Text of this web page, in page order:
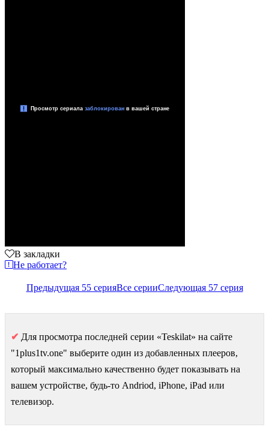
В закладки
Не работает?
Предыдущая 55 серияВсе серииСледующая 57 серия
✔ Для просмотра последней серии «Teskilat» на сайте
"1plus1tv.one" выберите один из добавленных плееров,
который максимально качественно будет показывать на
вашем устройстве, будь-то Andriod, iPhone, iPad или
телевизор.